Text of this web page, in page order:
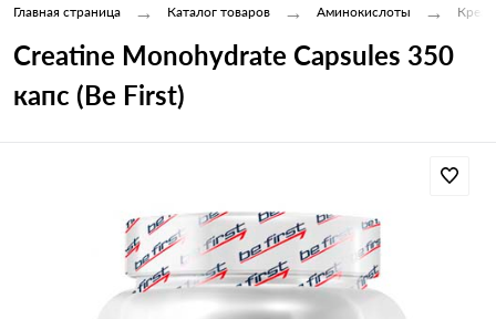
Главная страница → Каталог товаров → Аминокислоты →
Creatine Monohydrate Capsules 350
капс (Be First)